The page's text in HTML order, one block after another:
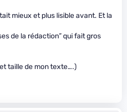
mieux et plus lisible avant. Et la
de la rédaction” qui fait gros
taille de mon texte….)